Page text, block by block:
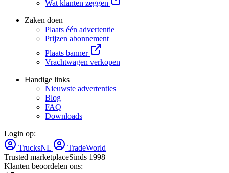
Wat klanten zeggen
Zaken doen
Plaats één advertentie
Prijzen abonnement
Plaats banner
Vrachtwagen verkopen
Handige links
Nieuwste advertenties
Blog
FAQ
Downloads
Login op:
TrucksNL
TradeWorld
Trusted marketplaceSinds 1998
Klanten beoordelen ons: